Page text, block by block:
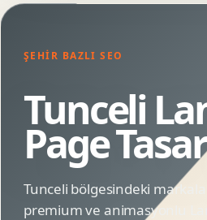
ŞEHIR BAZLI SEO
Tunceli
Page
Tunceli bölgesindeki
premium ve animasyonlu